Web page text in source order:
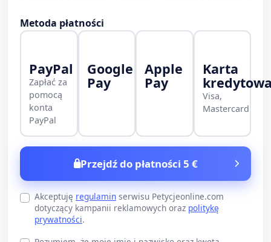
Metoda płatności
PayPal
Zapłać za
pomocą
konta
PayPal
Google
Pay
Apple
Pay
Karta
Visa,
Mastercard
Przejdź do płatności 5 €
Akceptuję regulamin serwisu Petycjeonline.com
dotyczący kampanii reklamowych oraz politykę
prywatności.